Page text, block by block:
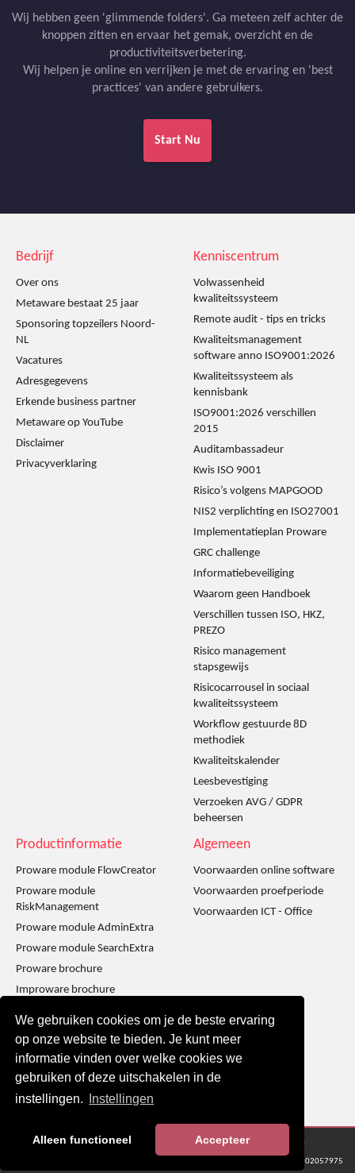
We gebruiken cookies om je de beste ervaring
op onze website te bieden. Je kunt meer
informatie vinden over welke cookies we
gebruiken of deze uitschakelen in de
instellingen.
Instellingen
Alleen functioneel Accepteer
Wij hebben geen 'glimmende folders'. Ga meteen zelf achter de
knoppen zitten en ervaar het gemak, overzicht en de
productiviteitsverbetering.
Wij helpen je online en verrijken je met de ervaring en 'best
practices' van andere gebruikers.
Start Nu
Bedrijf
Over ons
Metaware bestaat 25 jaar
Sponsoring topzeilers Noord-
NL
Vacatures
Adresgegevens
Erkende business partner
Metaware op YouTube
Disclaimer
Privacyverklaring
Kenniscentrum
Volwassenheid
kwaliteitssysteem
Remote audit - tips en tricks
Kwaliteitsmanagement
software anno ISO9001:2026
Kwaliteitssysteem als
kennisbank
ISO9001:2026 verschillen
2015
Auditambassadeur
Kwis ISO 9001
Risico’s volgens MAPGOOD
NIS2 verplichting en ISO27001
Implementatieplan Proware
GRC challenge
Informatiebeveiliging
Waarom geen Handboek
Verschillen tussen ISO, HKZ,
PREZO
Risico management
stapsgewijs
Risicocarrousel in sociaal
kwaliteitssysteem
Workflow gestuurde 8D
methodiek
Kwaliteitskalender
Leesbevestiging
Verzoeken AVG / GDPR
beheersen
Productinformatie
Proware module FlowCreator
Proware module
RiskManagement
Proware module AdminExtra
Proware module SearchExtra
Proware brochure
Improware brochure
Workshop Proware in gebruik
Workshop Improware in
Algemeen
Voorwaarden online software
Voorwaarden proefperiode
Voorwaarden ICT - Office
© 2016 - 2024 Metaware B.V., Mediacentrale Helperpark 288G, 9723ZA Groningen
KvK Groningen nr: 02057975